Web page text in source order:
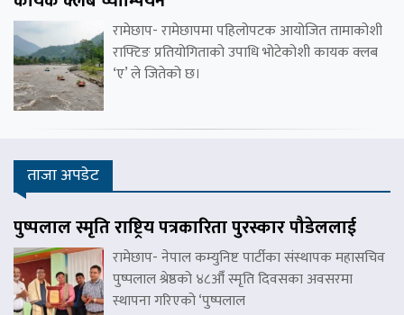
रामेछाप- रामेछापमा पहिलोपटक आयोजित तामाकोशी
राफ्टिङ प्रतियोगिताको उपाधि भोटेकोशी कायक क्लब
‘ए’ ले जितेको छ।
ताजा अपडेट
पुष्पलाल स्मृति राष्ट्रिय पत्रकारिता पुरस्कार पौडेललाई
रामेछाप- नेपाल कम्युनिष्ट पार्टीका संस्थापक महासचिव
पुष्पलाल श्रेष्ठको ४८औँ स्मृति दिवसका अवसरमा
स्थापना गरिएको ‘पुष्पलाल